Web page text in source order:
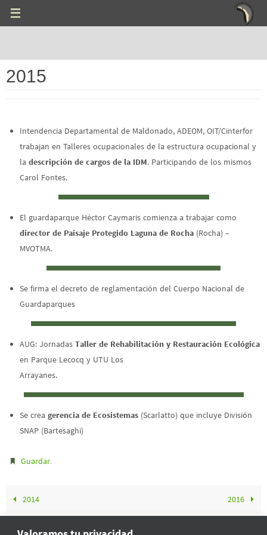
2015
Intendencia Departamental de Maldonado, ADEOM, OIT/Cinterfor
trabajan en Talleres ocupacionales de la estructura ocupacional y
ladescripción de cargos de la IDM. Participando de los mismos
Carol Fontes.
El guardaparque Héctor Caymaris comienza a trabajar como
director de Paisaje Protegido Lagunade Rocha (Rocha) –
MVOTMA.
Se firma el decreto de reglamentación del Cuerpo Nacional de
Guardaparques
AUG: JornadasTaller de Rehabilitación y Restauración Ecológica
en Parque Lecocq y UTU Los
Arrayanes.
Se creagerencia de Ecosistemas (Scarlatto) que incluye División
SNAP (Bartesaghi)
Guardar.
2014 2016